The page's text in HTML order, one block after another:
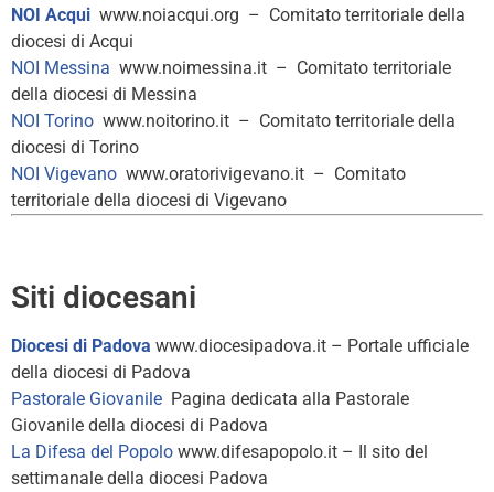
NOI Acqui www.noiacqui.org – Comitato territoriale della
diocesi di Acqui
NOI Messina www.noimessina.it – Comitato territoriale
della diocesi di Messina
NOI Torino www.noitorino.it – Comitato territoriale della
diocesi di Torino
NOI Vigevano www.oratorivigevano.it – Comitato
territoriale della diocesi di Vigevano
Siti diocesani
Diocesi di Padova www.diocesipadova.it – Portale ufficiale
della diocesi di Padova
Pastorale Giovanile Pagina dedicata alla Pastorale
Giovanile della diocesi di Padova
La Difesa del Popolo www.difesapopolo.it – Il sito del
settimanale della diocesi Padova